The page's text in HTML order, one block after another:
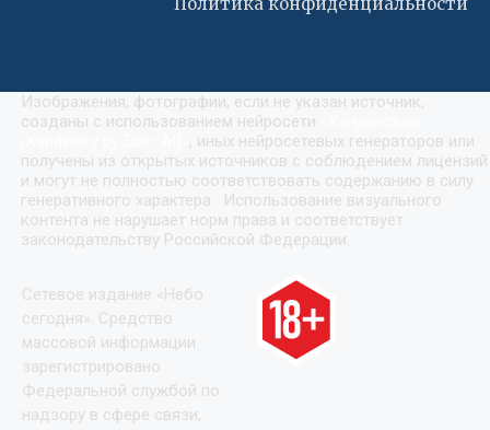
Изображения, фотографии, если не указан источник,
созданы с использованием нейросети
, иных нейросетевых генераторов или
получены из открытых источников с соблюдением лицензий
и могут не полностью соответствовать содержанию в силу
генеративного характера. Использование визуального
контента не нарушает норм права и соответствует
законодательству Российской Федерации.
Сетевое издание «Небо
сегодня». Средство
массовой информации
зарегистрировано
Федеральной службой по
надзору в сфере связи,